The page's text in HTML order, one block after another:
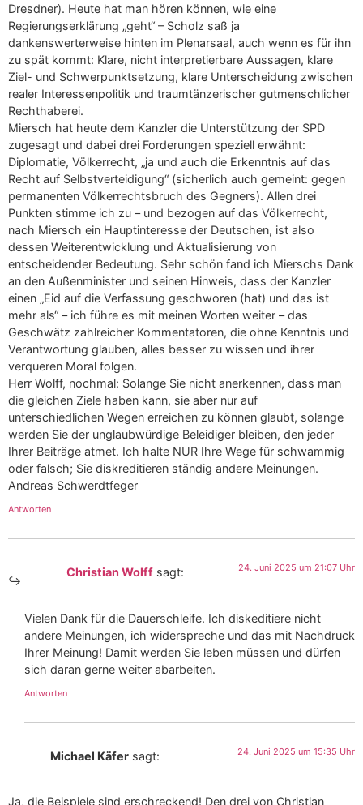
Dresdner). Heute hat man hören können, wie eine
Regierungserklärung „geht“ – Scholz saß ja
dankenswerterweise hinten im Plenarsaal, auch wenn es für ihn
zu spät kommt: Klare, nicht interpretierbare Aussagen, klare
Ziel- und Schwerpunktsetzung, klare Unterscheidung zwischen
realer Interessenpolitik und traumtänzerischer gutmenschlicher
Rechthaberei.
Miersch hat heute dem Kanzler die Unterstützung der SPD
zugesagt und dabei drei Forderungen speziell erwähnt:
Diplomatie, Völkerrecht, „ja und auch die Erkenntnis auf das
Recht auf Selbstverteidigung“ (sicherlich auch gemeint: gegen
permanenten Völkerrechtsbruch des Gegners). Allen drei
Punkten stimme ich zu – und bezogen auf das Völkerrecht,
nach Miersch ein Hauptinteresse der Deutschen, ist also
dessen Weiterentwicklung und Aktualisierung von
entscheidender Bedeutung. Sehr schön fand ich Mierschs Dank
an den Außenminister und seinen Hinweis, dass der Kanzler
einen „Eid auf die Verfassung geschworen (hat) und das ist
mehr als“ – ich führe es mit meinen Worten weiter – das
Geschwätz zahlreicher Kommentatoren, die ohne Kenntnis und
Verantwortung glauben, alles besser zu wissen und ihrer
verqueren Moral folgen.
Herr Wolff, nochmal: Solange Sie nicht anerkennen, dass man
die gleichen Ziele haben kann, sie aber nur auf
unterschiedlichen Wegen erreichen zu können glaubt, solange
werden Sie der unglaubwürdige Beleidiger bleiben, den jeder
Ihrer Beiträge atmet. Ich halte NUR Ihre Wege für schwammig
oder falsch; Sie diskreditieren ständig andere Meinungen.
Andreas Schwerdtfeger
Antworten
Christian Wolff sagt: 24. Juni 2025 um 21:07 Uhr
Vielen Dank für die Dauerschleife. Ich diskeditiere nicht
andere Meinungen, ich widerspreche und das mit Nachdruck
Ihrer Meinung! Damit werden Sie leben müssen und dürfen
sich daran gerne weiter abarbeiten.
Antworten
Michael Käfer sagt: 24. Juni 2025 um 15:35 Uhr
Ja, die Beispiele sind erschreckend! Den drei von Christian